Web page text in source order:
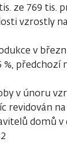
ze 769 tis.
vzrostly
v
%, předchozí
v únoru
revidován na
domů